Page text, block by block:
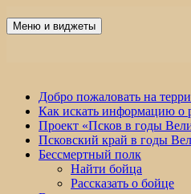
Победа 60
Меню и виджеты
Добро пожаловать на
Как искать информацию о
Проект «Псков в годы
Псковский край в годы
Бессмертный полк
Найти бойца
Рассказать о бойце